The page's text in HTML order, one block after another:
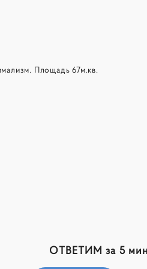
Площадь 67м.кв.
ОТВЕТИМ за 5